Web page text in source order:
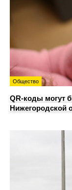
Общество
QR-коды могут
Нижегородской